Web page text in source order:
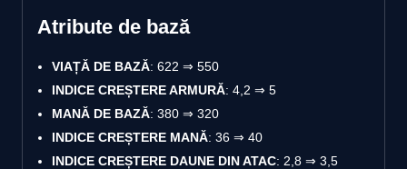
Atribute de bază
VIAȚĂ DE BAZĂ: 622 ⇒ 550
INDICE CREȘTERE ARMURĂ: 4,2 ⇒ 5
MANĂ DE BAZĂ: 380 ⇒ 320
INDICE CREȘTERE MANĂ: 36 ⇒ 40
INDICE CREȘTERE DAUNE DIN ATAC: 2,8 ⇒ 3,5